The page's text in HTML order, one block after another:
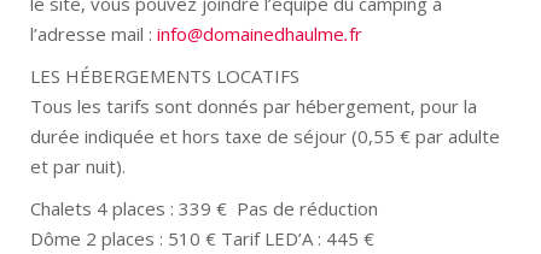
l’adresse mail : info domainedhaulme fr
LES HÉBERGEMENTS LOCATIFS
Tous les tarifs sont donnés par hébergement, pour la
durée indiquée et hors taxe de séjour (0,55 € par adulte
et par nuit).
Chalets 4 places : 339 € Pas de réduction
Dôme 2 places : 510 € Tarif LED’A : 445 €